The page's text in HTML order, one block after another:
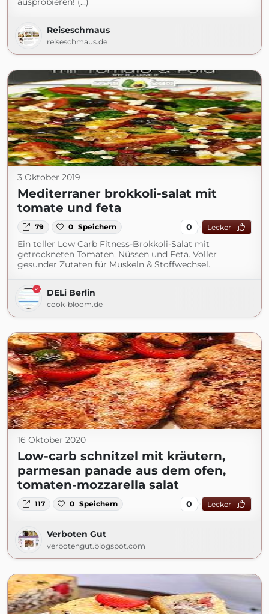
Reiseschmaus
reiseschmaus.de
3 Oktober 2019
Mediterraner brokkoli-salat mit
tomate und feta
79 0 Speichern 0 Lecker
Ein toller Low Carb Fitness-Brokkoli-Salat mit
getrockneten Tomaten, Nüssen und Feta. Voller
gesunder Zutaten für Muskeln & Stoffwechsel.
DELi Berlin
cook-bloom.de
16 Oktober 2020
Low-carb schnitzel mit kräutern,
parmesan panade aus dem ofen,
tomaten-mozzarella salat
117 0 Speichern 0 Lecker
Verboten Gut
verbotengut.blogspot.com